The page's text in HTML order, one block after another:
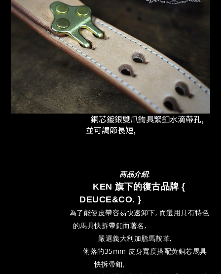
銅芯鍍銀雙爪鉤具緊釦水滴帶孔,
並可調節長短,
商品介紹:
KEN 旗下的復古品牌 {
DEUCE&CO.}
為了能使皮帶容易快速卸下, 而選用具有特色
的馬具快拆帶釦而著名,
嚴選義大利加脂馬鞍革,
俐落的35mm 皮身寬度搭配黃銅芯馬具
快拆帶釦,